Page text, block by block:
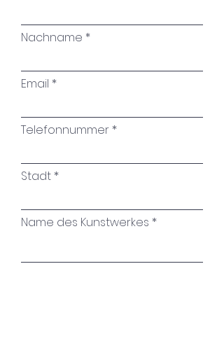
Nachname
Email
Telefonnummer
Stadt
Name des Kunstwerkes